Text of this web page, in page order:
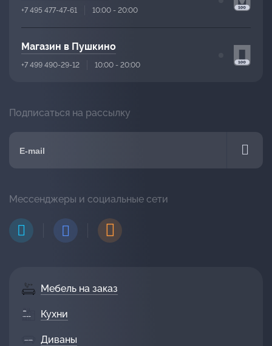
Мебель на заказ
Кухни
Диваны
+7 495 477-47-61 10:00 - 20:00
Магазин в Пушкино
+7 499 490-29-12 10:00 - 20:00
Подписаться на рассылку
Мессенджеры и социальные сети